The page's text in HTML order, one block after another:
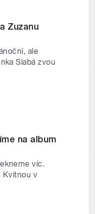
Zuzanu
ale
Slabá zvou
na album
víc.
Kvitnou v